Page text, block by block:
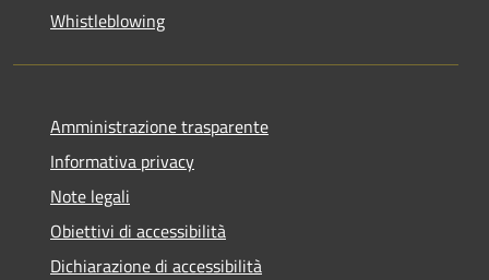
Whistleblowing
Amministrazione trasparente
Informativa privacy
Note legali
Obiettivi di accessibilità
Dichiarazione di accessibilità